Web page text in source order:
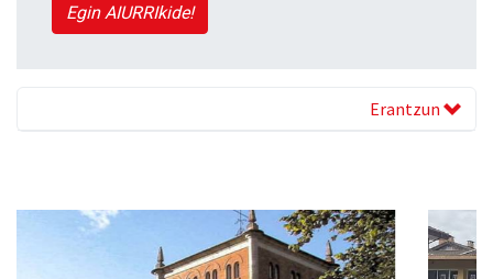
Egin AIURRIkide!
Erantzun